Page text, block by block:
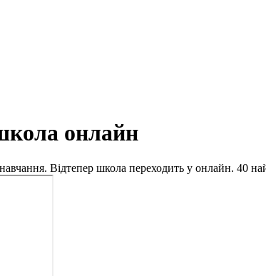
онлайн
Відтепер школа переходить у онлайн. 40